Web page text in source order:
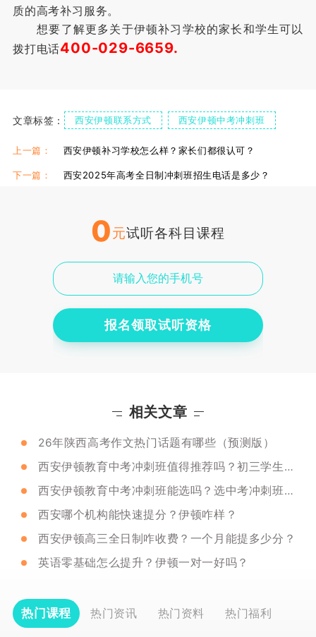
质的高考补习服务。
想要了解更多关于伊顿补习学校的家长和学生可以
拨打电话400-029-6659.
文章标签： 西安伊顿联系方式 西安伊顿中考冲刺班
西安伊顿高三全日制
上一篇： 西安伊顿补习学校怎么样？家长们都很认可？
下一篇： 西安2025年高考全日制冲刺班招生电话是多少？
0元试听各科目课程
报名领取试听资格
相关文章
26年陕西高考作文热门话题有哪些（预测版）
西安伊顿教育中考冲刺班值得推荐吗？初三学生补课还来得及吗？
西安伊顿教育中考冲刺班能选吗？选中考冲刺班应该注意哪些点？
西安哪个机构能快速提分？伊顿咋样？
西安伊顿高三全日制咋收费？一个月能提多少分？
英语零基础怎么提升？伊顿一对一好吗？
热门课程 热门资讯 热门资料 热门福利